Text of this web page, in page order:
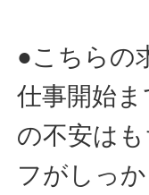
●こちらの
仕事開始
の不安は
フがしっ